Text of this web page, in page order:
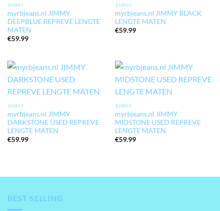
JIMMY
myrbjeans.nl JIMMY
DEEPBLUE REPREVE LENGTE
MATEN
€59.99
JIMMY
myrbjeans.nl JIMMY BLACK
LENGTE MATEN
€59.99
JIMMY
myrbjeans.nl JIMMY
DARKSTONE USED REPREVE
LENGTE MATEN
€59.99
JIMMY
myrbjeans.nl JIMMY
MIDSTONE USED REPREVE
LENGTE MATEN
€59.99
BEST SELLING